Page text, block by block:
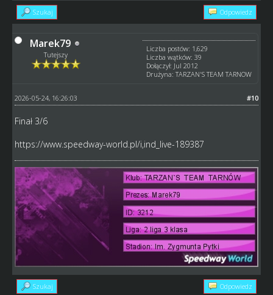
Szukaj Odpowiedz
Marek79
Tutejszy
Liczba postów: 1,629
Liczba wątków: 39
Dołączył: Jul 2012
Drużyna: TARZAN'S TEAM TARNOW
#10
2026-05-24, 16:26:03
Finał 3/6
https://www.speedway-world.pl/i,ind_live-189387
Szukaj Odpowiedz